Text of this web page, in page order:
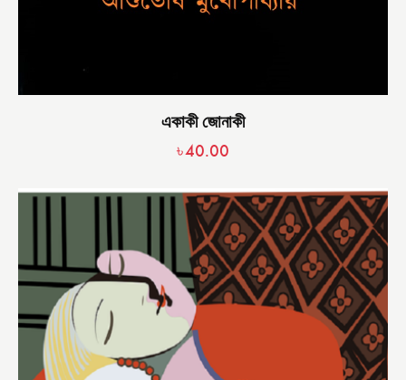
একাকী জোনাকী
৳40.00